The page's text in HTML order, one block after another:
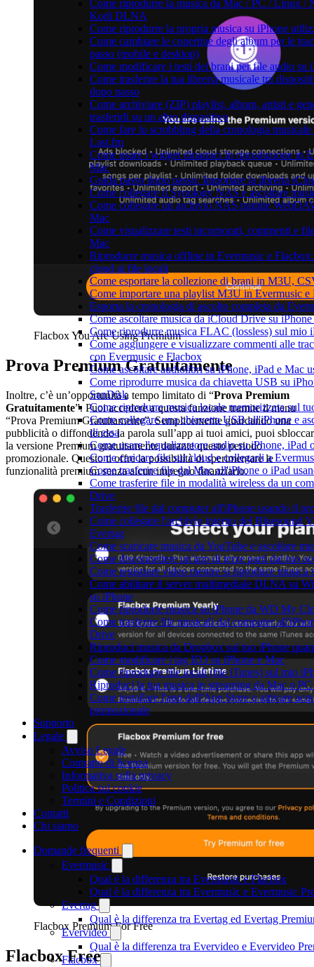
Come riprodurre la musica da Mac / PC / Linux /
Kodi DLNA
Come riprodurre la propria musica su iPhone
Come cambiare le copertine degli album per le
passo (mobile e desktop)
Come modificare i testi dei brani per file audio su
Come trasferire la tua libreria musicale tra
dopo passo
Come archiviare (ZIP) playlist, album, artisti e
trasferirli su un altro dispositivo
Come fare lo scrobbling della cronologia
Last.fm
Come usare i widget dinamici In riproduzione in
Mac
Guida passo dopo passo: Importare la libreria
Come collegare il Synology NAS e ascoltare
Come collegare un archivio NAS tramite
Mac
Come visualizzare testi incorporati, commenti e
Mac
Riprodurre musica offline in Evermusic e
cloud ai file locali
Come esportare la collezione di brani in M3U,
Come importare una playlist M3U in Evermusic e
Esporta la cronologia di ascolto completa da
Come ascoltare musica da iCloud Drive su
Come riprodurre musica FLAC (lossless) sul mio
Come aggiungere e visualizzare commenti alle
con Evermusic e Flacbox
Come ascoltare audiolibri su iPhone, iPad e Mac
Come riprodurre musica da chiavetta USB su
SanDisk
Come riprodurre musica locale memorizzata sul
Come collegare una chiavetta USB all'iPhone e
di essa
Come usare l'equalizzatore audio su iPhone,
Come caricare file sul cloud e collegarli a
Come trasferire file dal Mac all'iPhone o iPad
Come trasferire file in modalità wireless da un
Drive
Trasferire file dal computer all'iPhone usando il
Come collegare l'archivio interno del Bluesound
Evertag
Come scaricare musica da YouTube e ascoltare
Come disconnettere un'app di terze parti dal tuo
Come registrare video mentre si riproduce musica
Come abilitare il server multimediale DLNA su
su iPhone
Come riprodurre musica su iPhone da WD My
Come trasferire file musicali dal computer
Drive
Riproduci musica da Dropbox sul tuo iPhone
Come modificare i tag ID3 su iPhone e Mac
Come riprodurre file locali (file iTunes) sul mio
Riproduci la tua musica in streaming da Mac o
Come installare l'app dall'App Store o attivare
promozionale
Supporto
Legale
Avviso Legale
Contratto di licenza
Informativa sulla privacy
Politica sui cookie
Termini e Condizioni
Contatti
Chi siamo
Domande frequenti
Evermusic
Qual è la differenza tra Evermusic e Flacbox
Qual è la differenza tra Evermusic e Evermusic
Evertag
Qual è la differenza tra Evertag ed Evertag
Evervideo
Qual è la differenza tra Evervideo e Evervideo
Flacbox
Flacbox You Are Using Premium
Prova Premium Gratuitamente
Inoltre, c’è un’opportunità a tempo limitato di “Prova Premium
Gratuitamente”. Puoi accedere a questa funzione tramite il menu
“Prova Premium Gratuitamente”. Semplicemente guardando una
pubblicità o diffondendo la parola sull’app ai tuoi amici, puoi
la versione Premium gratuitamente durante questo periodo
promozionale. Questo ti offre la possibilità di sperimentare le
funzionalità premium senza alcun impegno finanziario.
Flacbox Premium For Free
Flacbox Free